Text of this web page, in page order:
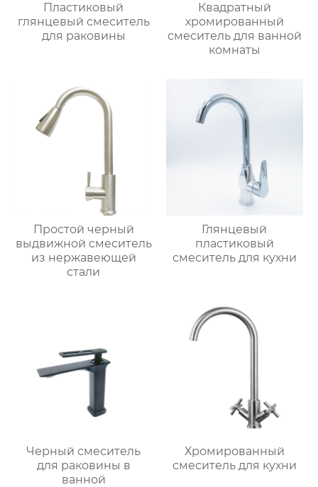
Пластиковый
глянцевый смеситель
для раковины
Квадратный
хромированный
смеситель для ванной
комнаты
Простой черный
выдвижной смеситель
из нержавеющей
стали
Глянцевый
пластиковый
смеситель для кухни
Черный смеситель
для раковины в
ванной
Хромированный
смеситель для кухни